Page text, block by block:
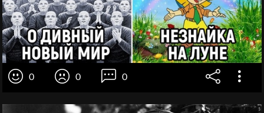
0 0 0